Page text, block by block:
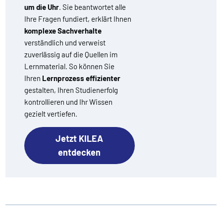
um die Uhr. Sie beantwortet alle
Ihre Fragen fundiert, erklärt Ihnen
komplexe Sachverhalte
verständlich und verweist
zuverlässig auf die Quellen im
Lernmaterial. So können Sie
Ihren Lernprozess effizienter
gestalten, Ihren Studienerfolg
kontrollieren und Ihr Wissen
gezielt vertiefen.
Jetzt KILEA
entdecken